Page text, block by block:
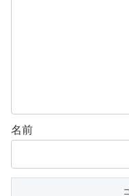
名前